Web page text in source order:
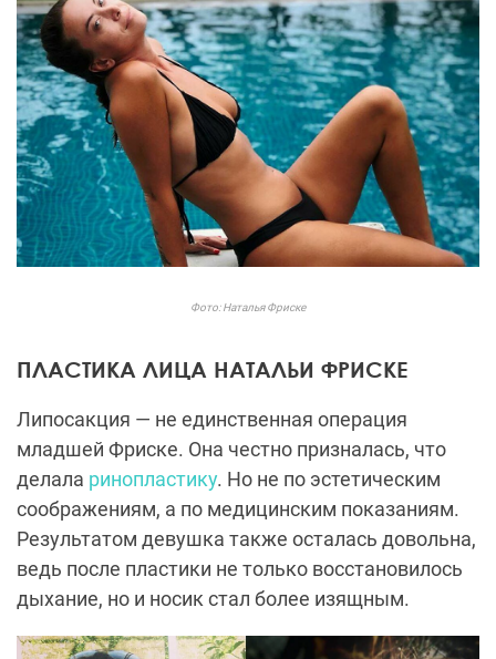
Фото: Наталья Фриске
ПЛАСТИКА ЛИЦА НАТАЛЬИ ФРИСКЕ
Липосакция — не единственная операция
младшей Фриске. Она честно призналась, что
делала ринопластику. Но не по эстетическим
соображениям, а по медицинским показаниям.
Результатом девушка также осталась довольна,
ведь после пластики не только восстановилось
дыхание, но и носик стал более изящным.